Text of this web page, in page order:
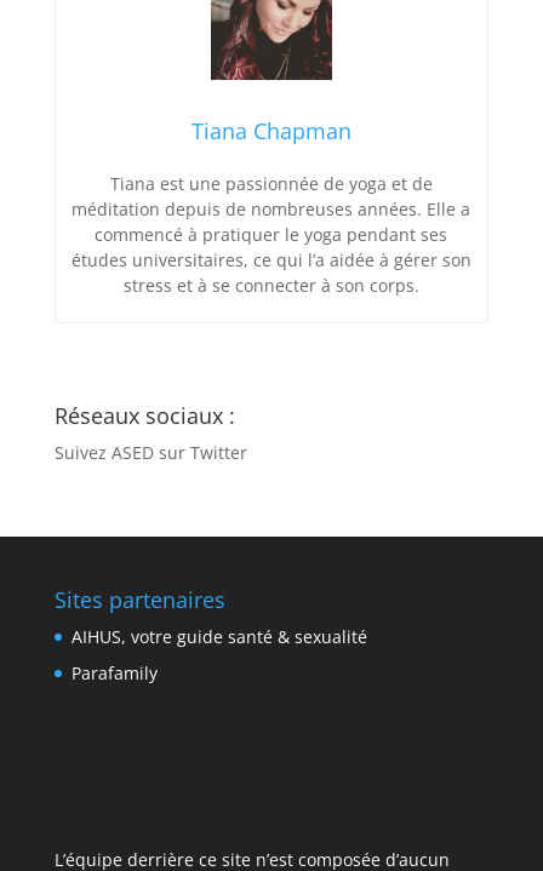
Tiana Chapman
Tiana est une passionnée de yoga et de
méditation depuis de nombreuses années. Elle a
commencé à pratiquer le yoga pendant ses
études universitaires, ce qui l’a aidée à gérer son
stress et à se connecter à son corps.
Réseaux sociaux :
Suivez ASED sur Twitter
Sites partenaires
AIHUS, votre guide santé & sexualité
Parafamily
L’équipe derrière ce site n’est composée d’aucun